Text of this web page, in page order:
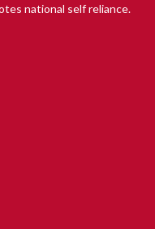
national self reliance.